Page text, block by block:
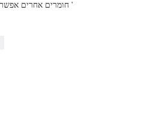
חומרים אחרים אפשרות: גרניט, גיר, טרוורין, בלוסטון, שיש וכו '